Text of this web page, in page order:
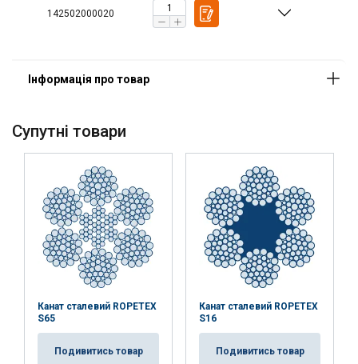
142502000020
Температурний режим:
Cупутні товари
Канат сталевий ROPETEX
S65
Подивитись товар
Канат сталевий ROPETEX
S16
Подивитись товар